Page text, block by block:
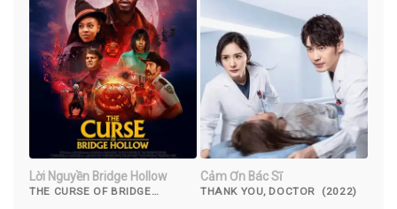
Lời Nguyền Bridge Hollow
THE CURSE OF BRIDGE
Cảm Ơn Bác Sĩ
THANK YOU, DOCTOR (2022)